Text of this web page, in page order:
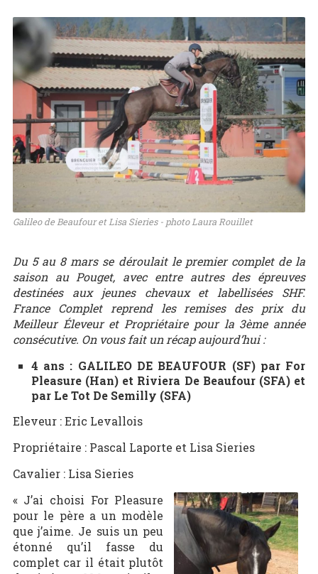
Galileo de Beaufour et Lisa Sieries - photo Laura Rouillet
Du 5 au 8 mars se déroulait le premier complet de la
saison au Pouget, avec entre autres des épreuves
destinées aux jeunes chevaux et labellisées SHF.
France Complet reprend les remises des prix du
Meilleur Éleveur et Propriétaire pour la 3ème année
consécutive. On vous fait un récap aujourd’hui :
4 ans : GALILEO DE BEAUFOUR (SF) par For
Pleasure (Han) et Riviera De Beaufour (SFA) et
par Le Tot De Semilly (SFA)
Eleveur : Eric Levallois
Propriétaire : Pascal Laporte et Lisa Sieries
Cavalier : Lisa Sieries
« J’ai choisi For Pleasure
pour le père a un modèle
que j’aime. Je suis un peu
étonné qu’il fasse du
complet car il était plutôt